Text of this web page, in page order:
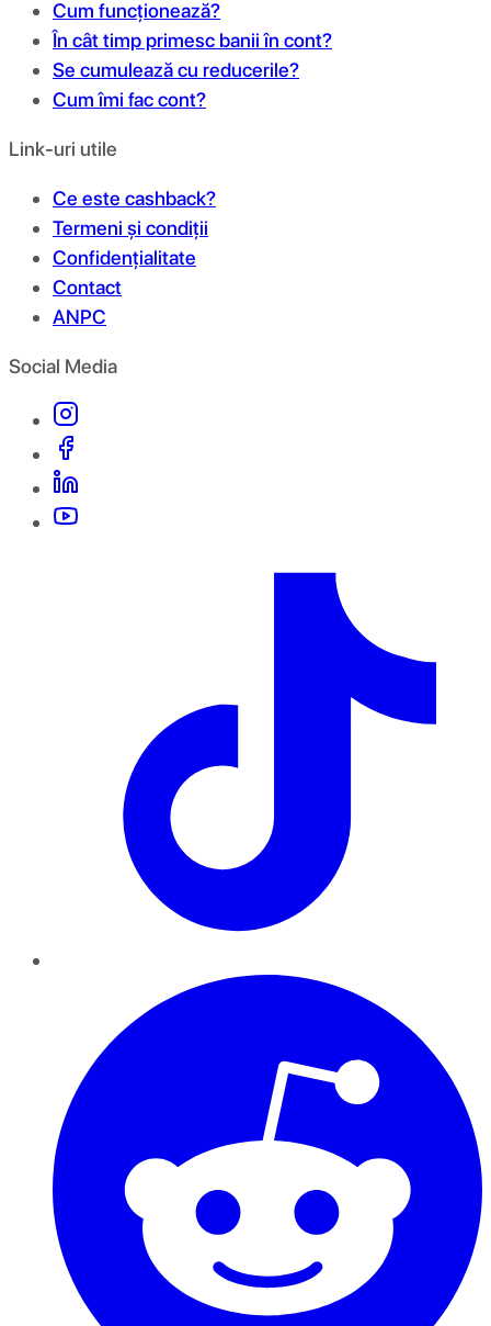
Cum funcționează?
În cât timp primesc banii în cont?
Se cumulează cu reducerile?
Cum îmi fac cont?
Link-uri utile
Ce este cashback?
Termeni și condiții
Confidențialitate
Contact
ANPC
Social Media